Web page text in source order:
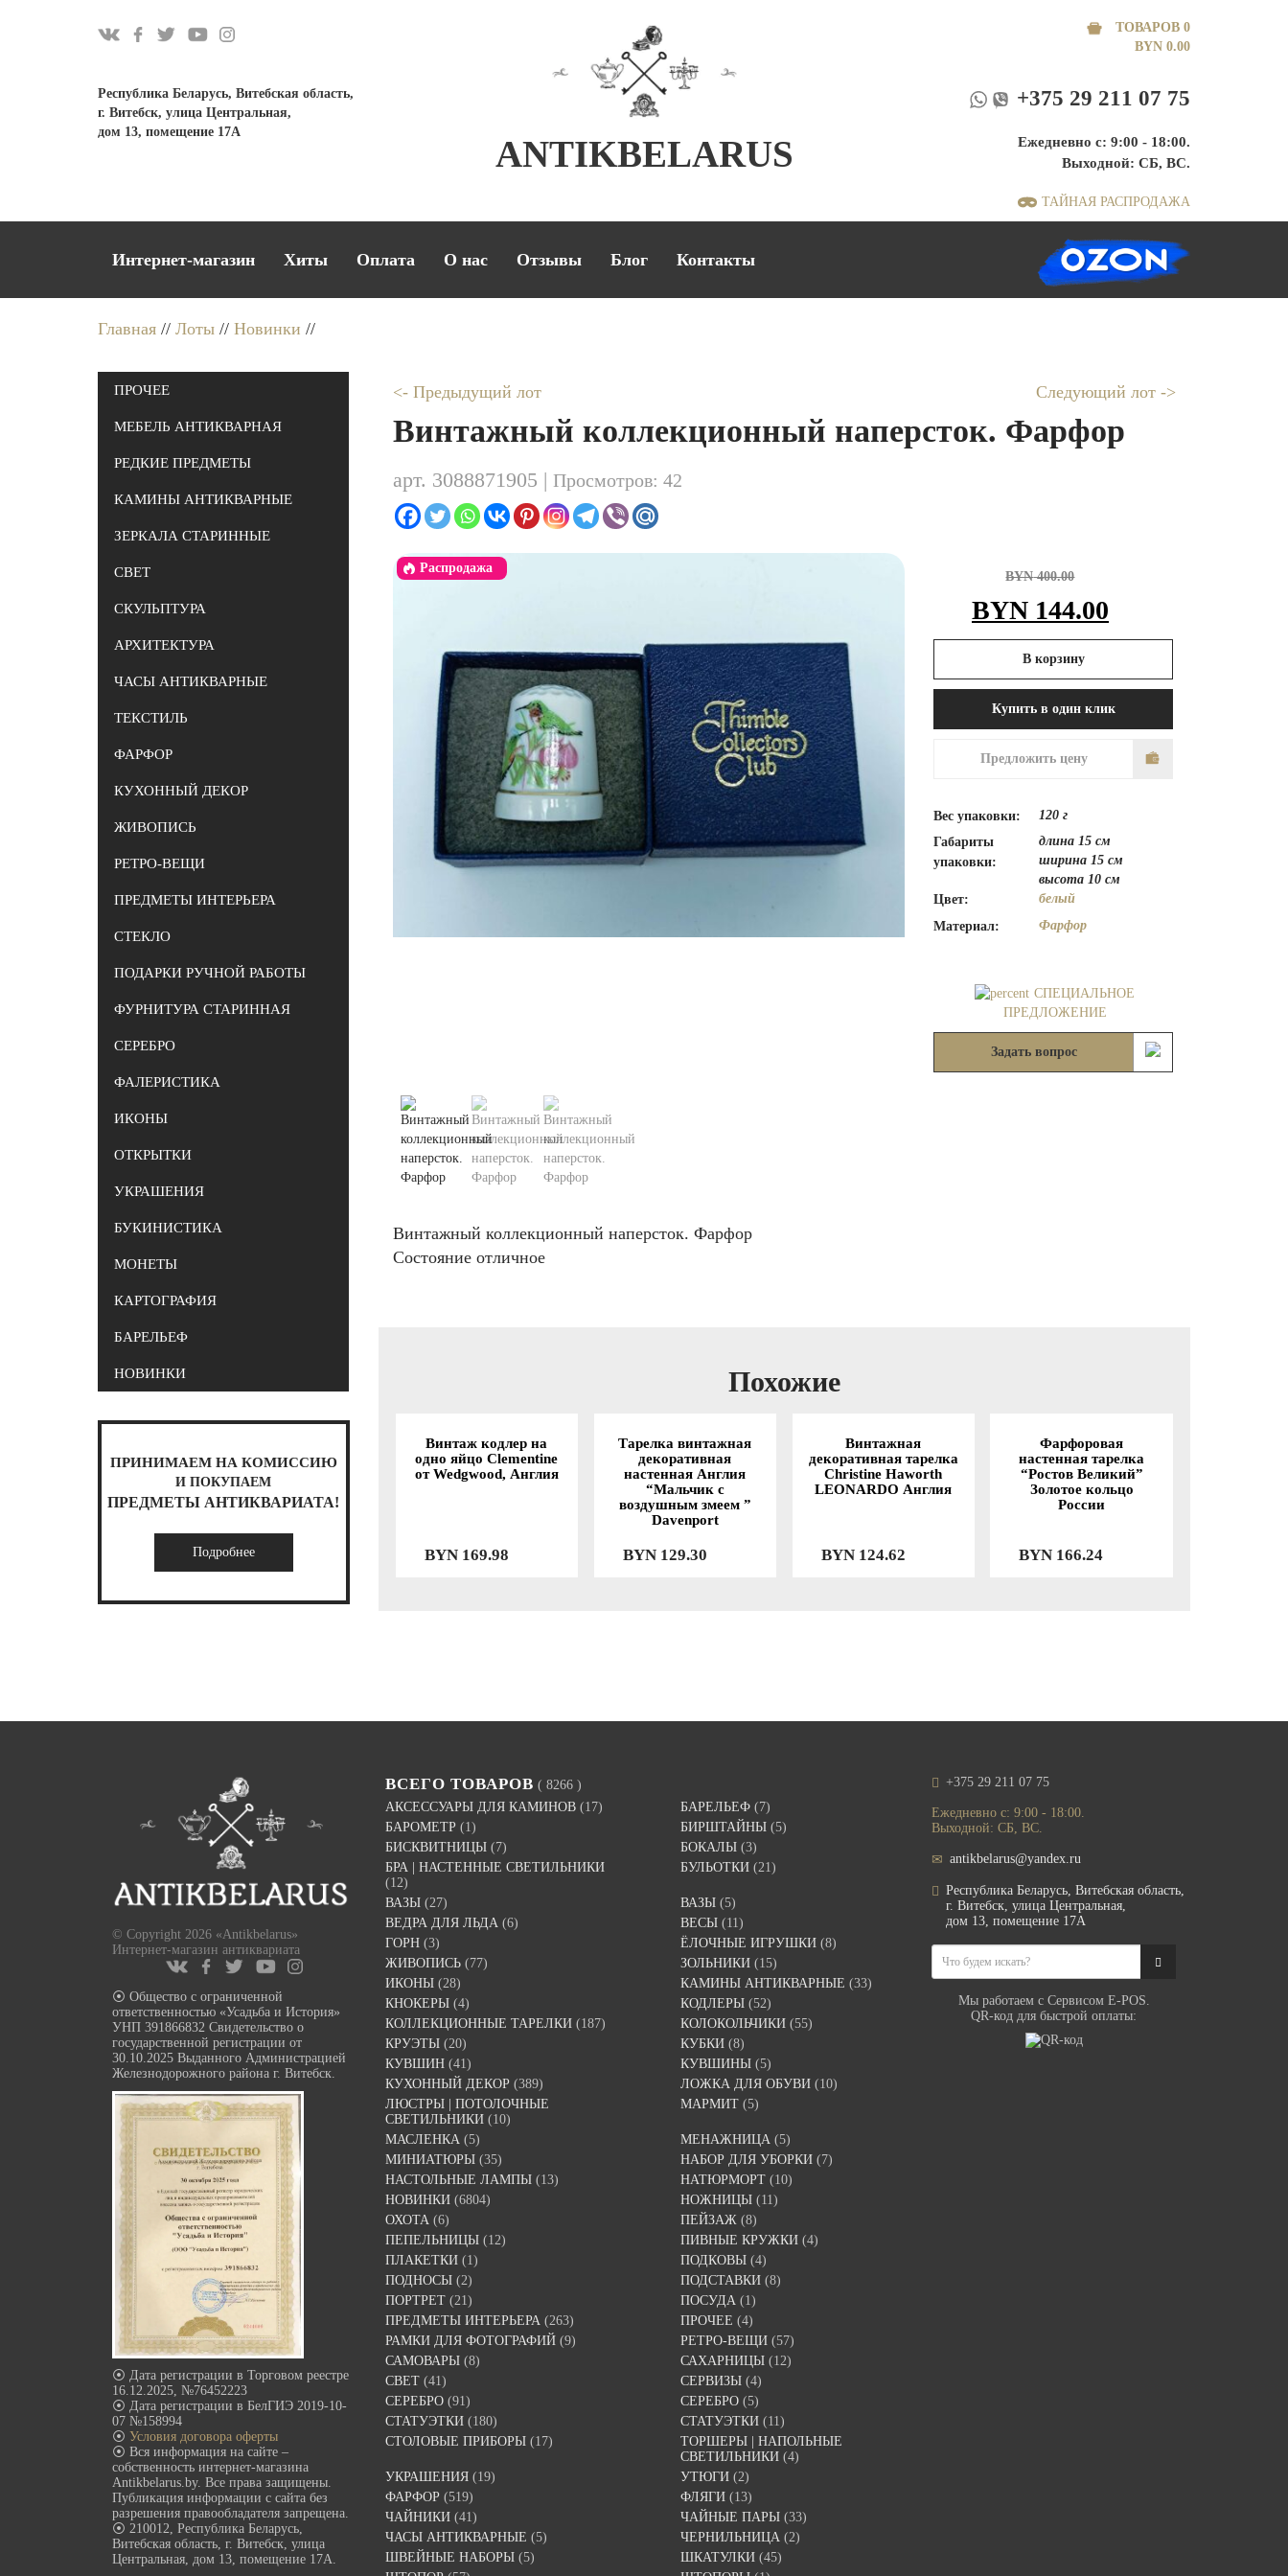
Республика Беларусь, Витебская область,
г. Витебск, улица Центральная,
дом 13, помещение 17А
ANTIKBELARUS
ТОВАРОВ 0
BYN 0.00
+375 29 211 07 75
Ежедневно с: 9:00 - 18:00.
Выходной: СБ, ВС.
ТАЙНАЯ РАСПРОДАЖА
Интернет-магазин Хиты Оплата О нас Отзывы Блог Контакты
Главная // Лоты // Новинки //
ПРОЧЕЕ
МЕБЕЛЬ АНТИКВАРНАЯ
РЕДКИЕ ПРЕДМЕТЫ
КАМИНЫ АНТИКВАРНЫЕ
ЗЕРКАЛА СТАРИННЫЕ
СВЕТ
СКУЛЬПТУРА
АРХИТЕКТУРА
ЧАСЫ АНТИКВАРНЫЕ
ТЕКСТИЛЬ
ФАРФОР
КУХОННЫЙ ДЕКОР
ЖИВОПИСЬ
РЕТРО-ВЕЩИ
ПРЕДМЕТЫ ИНТЕРЬЕРА
СТЕКЛО
ПОДАРКИ РУЧНОЙ РАБОТЫ
ФУРНИТУРА СТАРИННАЯ
СЕРЕБРО
ФАЛЕРИСТИКА
ИКОНЫ
ОТКРЫТКИ
УКРАШЕНИЯ
БУКИНИСТИКА
МОНЕТЫ
КАРТОГРАФИЯ
БАРЕЛЬЕФ
НОВИНКИ
ПРИНИМАЕМ НА КОМИССИЮ
И ПОКУПАЕМ
ПРЕДМЕТЫ АНТИКВАРИАТА!
Подробнее
<- Предыдущий лот Следующий лот ->
Винтажный коллекционный наперсток. Фарфор
арт. 3088871905 | Просмотров: 42
Распродажа
Винтажный коллекционный наперсток. Фарфор
Состояние отличное
BYN400.00
Первоначальная
цена
составляла
BYN 400.00.
BYN144.00
цена:
BYN
В корзину
Купить в один клик
Предложить цену
Вес упаковки:
120 г
Габариты
упаковки:
длина 15 см
ширина 15 см
высота 10 см
Цвет:
белый
Материал:
Фарфор
СПЕЦИАЛЬНОЕ
ПРЕДЛОЖЕНИЕ
Задать вопрос
Похожие
Винтаж кодлер на
одно яйцо Clementine
от Wedgwood, Англия
BYN169.98
Тарелка винтажная
декоративная
настенная Англия
“Мальчик с
воздушным змеем ”
Davenport
BYN129.30
Винтажная
декоративная тарелка
Christine Haworth
LEONARDO Англия
BYN124.62
Фарфоровая
настенная тарелка
“Ростов Великий”
Золотое кольцо
России
BYN 166.24
© Copyright 2026 «Antikbelarus»
Интернет-магазин антиквариата
⦿ Общество с ограниченной
ответственностью «Усадьба и История»
УНП 391866832 Свидетельство о
государственной регистрации от
30.10.2025 Выданного Администрацией
Железнодорожного района г. Витебск.
⦿ Дата регистрации в Торговом реестре
16.12.2025, №76452223
⦿ Дата регистрации в БелГИЭ 2019-10-
07 №158994
⦿ Условия договора оферты
⦿ Вся информация на сайте –
собственность интернет-магазина
Antikbelarus.by. Все права защищены.
Публикация информации с сайта без
разрешения правообладателя запрещена.
⦿ 210012, Республика Беларусь,
Витебская область, г. Витебск, улица
Центральная, дом 13, помещение 17А.
ВСЕГО ТОВАРОВ ( 8266 )
АКСЕССУАРЫ ДЛЯ КАМИНОВ (17) БАРЕЛЬЕФ (7)
БАРОМЕТР (1) БИРШТАЙНЫ (5)
БИСКВИТНИЦЫ (7) БОКАЛЫ (3)
БРА | НАСТЕННЫЕ СВЕТИЛЬНИКИ
(12)
БУЛЬОТКИ (21)
ВАЗЫ (27) ВАЗЫ (5)
ВЕДРА ДЛЯ ЛЬДА (6) ВЕСЫ (11)
ГОРН (3) ЁЛОЧНЫЕ ИГРУШКИ (8)
ЖИВОПИСЬ (77) ЗОЛЬНИКИ (15)
ИКОНЫ (28) КАМИНЫ АНТИКВАРНЫЕ (33)
КНОКЕРЫ (4) КОДЛЕРЫ (52)
КОЛЛЕКЦИОННЫЕ ТАРЕЛКИ (187) КОЛОКОЛЬЧИКИ (55)
КРУЭТЫ (20) КУБКИ (8)
КУВШИН (41) КУВШИНЫ (5)
КУХОННЫЙ ДЕКОР (389) ЛОЖКА ДЛЯ ОБУВИ (10)
ЛЮСТРЫ | ПОТОЛОЧНЫЕ
СВЕТИЛЬНИКИ (10)
МАРМИТ (5)
МАСЛЕНКА (5) МЕНАЖНИЦА (5)
МИНИАТЮРЫ (35) НАБОР ДЛЯ УБОРКИ (7)
НАСТОЛЬНЫЕ ЛАМПЫ (13) НАТЮРМОРТ (10)
НОВИНКИ (6804) НОЖНИЦЫ (11)
ОХОТА (6) ПЕЙЗАЖ (8)
ПЕПЕЛЬНИЦЫ (12) ПИВНЫЕ КРУЖКИ (4)
ПЛАКЕТКИ (1) ПОДКОВЫ (4)
ПОДНОСЫ (2) ПОДСТАВКИ (8)
ПОРТРЕТ (21) ПОСУДА (1)
ПРЕДМЕТЫ ИНТЕРЬЕРА (263) ПРОЧЕЕ (4)
РАМКИ ДЛЯ ФОТОГРАФИЙ (9) РЕТРО-ВЕЩИ (57)
САМОВАРЫ (8) САХАРНИЦЫ (12)
СВЕТ (41) СЕРВИЗЫ (4)
СЕРЕБРО (91) СЕРЕБРО (5)
СТАТУЭТКИ (180) СТАТУЭТКИ (11)
СТОЛОВЫЕ ПРИБОРЫ (17)
ТОРШЕРЫ | НАПОЛЬНЫЕ
СВЕТИЛЬНИКИ (4)
УКРАШЕНИЯ (19) УТЮГИ (2)
ФАРФОР (519) ФЛЯГИ (13)
ЧАЙНИКИ (41) ЧАЙНЫЕ ПАРЫ (33)
ЧАСЫ АНТИКВАРНЫЕ (5) ЧЕРНИЛЬНИЦА (2)
ШВЕЙНЫЕ НАБОРЫ (5) ШКАТУЛКИ (45)
+375 29 211 07 75
Ежедневно с: 9:00 - 18:00.
Выходной: СБ, ВС.
antikbelarus@yandex.ru
Республика Беларусь, Витебская область,
г. Витебск, улица Центральная,
дом 13, помещение 17А
Мы работаем с Сервисом E-POS.
QR-код для быстрой оплаты: